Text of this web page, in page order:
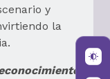
y
la